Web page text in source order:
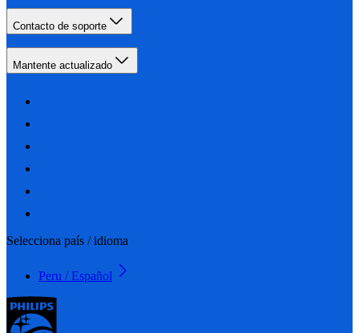
Contacto de soporte
Mantente actualizado
Selecciona país / idioma
Peru / Español